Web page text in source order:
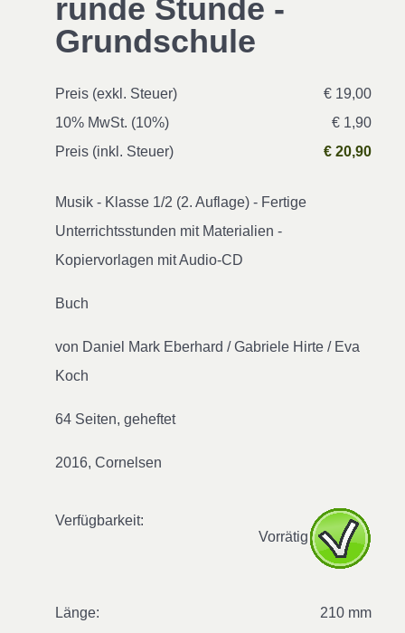
runde Stunde -
Grundschule
Preis (exkl. Steuer)
€ 19,00
10% MwSt. (10%)
€ 1,90
Preis (inkl. Steuer)
€ 20,90
Musik - Klasse 1/2 (2. Auflage) - Fertige
Unterrichtsstunden mit Materialien -
Kopiervorlagen mit Audio-CD
Buch
von Daniel Mark Eberhard / Gabriele Hirte / Eva
Koch
64 Seiten, geheftet
2016, Cornelsen
Verfügbarkeit:
Vorrätig
Länge:
210 mm